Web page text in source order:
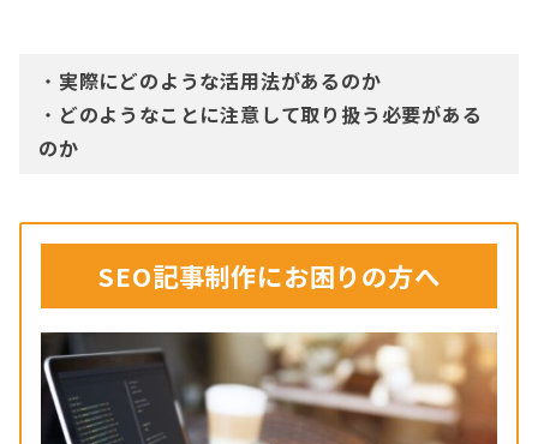
・ 実際にどのような活用法があるのか
・ どのようなことに注意して取り扱う必要がある
のか
SEO記事制作にお困りの方へ